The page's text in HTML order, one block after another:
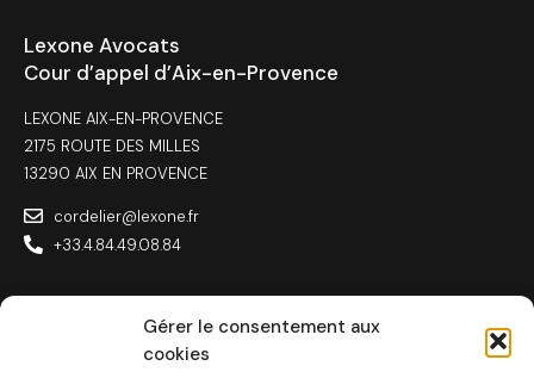
Gérer le consentement aux
cookies
Lexone Avocats
Cour d’appel d’Aix-en-Provence
LEXONE AIX-EN-PROVENCE
2175 ROUTE DES MILLES
13290 AIX EN PROVENCE
cordelier@lexone.fr
+33.4.84.49.08.84